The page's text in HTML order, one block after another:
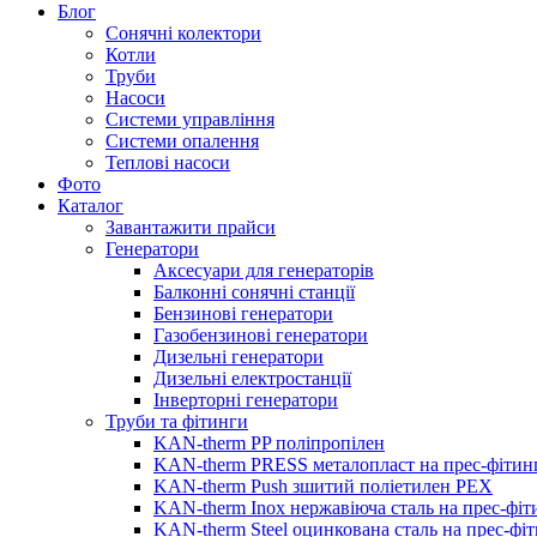
Блог
Сонячні колектори
Котли
Труби
Насоси
Системи управління
Системи опалення
Теплові насоси
Фото
Каталог
Завантажити прайси
Генератори
Аксесуари для генераторів
Балконні сонячні станції
Бензинові генератори
Газобензинові генератори
Дизельні генератори
Дизельні електростанції
Інверторні генератори
Труби та фітинги
KAN-therm PP поліпропілен
KAN-therm PRESS металопласт на прес-
KAN-therm Push зшитий поліетилен PEX
KAN-therm Inox нержавіюча сталь на прес-
KAN-therm Steel оцинкована сталь на прес-